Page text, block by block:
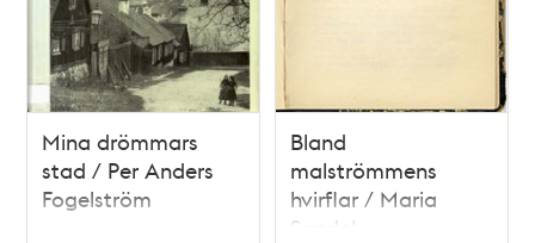
Mina drömmars
stad / Per Anders
Fogelström
Bland
malströmmens
hvirflar / Maria
Sandel